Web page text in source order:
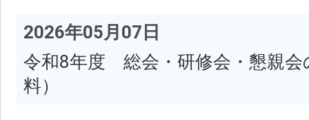
2026年05月07日
令和8年度 総会・研修会・懇親会
料）